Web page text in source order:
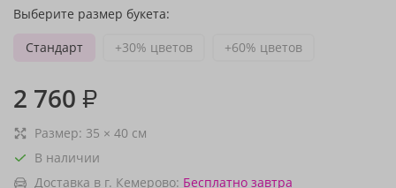
Выберите размер букета:
Стандарт
+30% цветов +60% цветов
2 760 ₽
Размер: 35 × 40 см
В наличии
Доставка в г. Кемерово: Бесплатно завтра